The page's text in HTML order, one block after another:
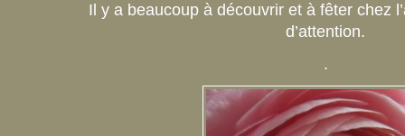
Il y a beaucoup à découvrir et à fêter chez
d’attention.
.